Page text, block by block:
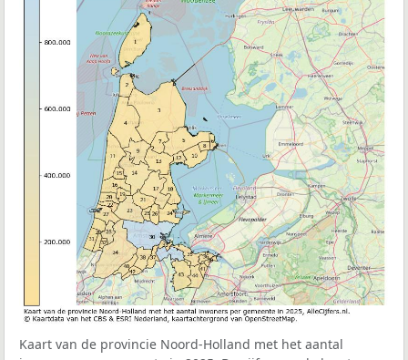
Kaart van de provincie Noord-Holland met het aantal